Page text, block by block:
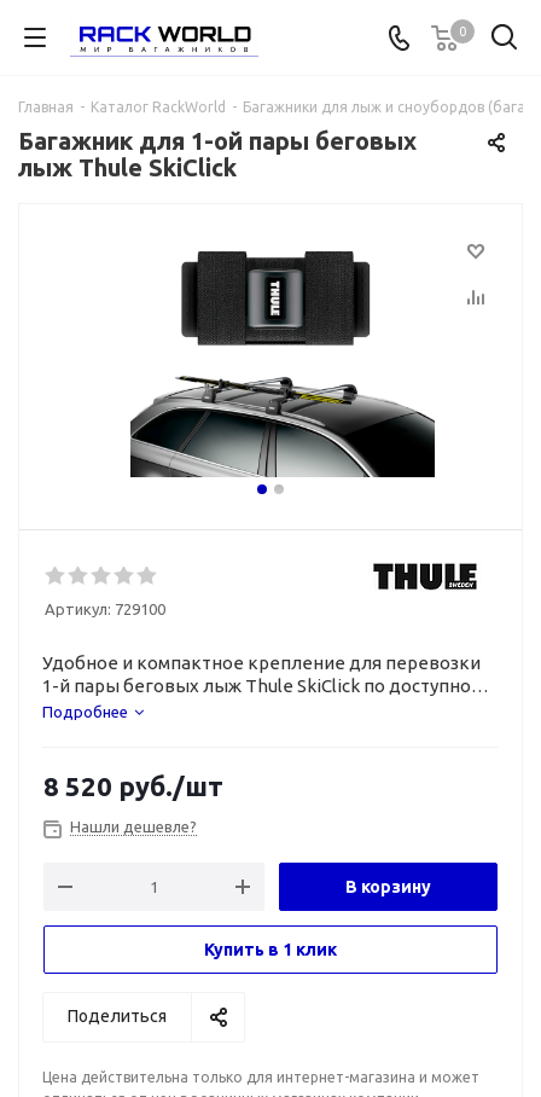
0
Главная - Каталог RackWorld - Багажники для лыж и сноубордов
Багажник для 1-ой пары беговых
лыж Thule SkiClick
Артикул: 729100
Удобное и компактное крепление для перевозки
1-й пары беговых лыж Thule SkiClick по доступной
цене.
Подробнее
8 520 руб./шт
Нашли дешевле?
В корзину
Купить в 1 клик
Поделиться
Цена действительна только для интернет-магазина и может